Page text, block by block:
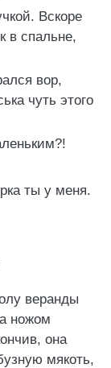
Вскоре
в спальне,
вор,
чуть этого
ты у меня.
веранды
ножом
она
мякоть,